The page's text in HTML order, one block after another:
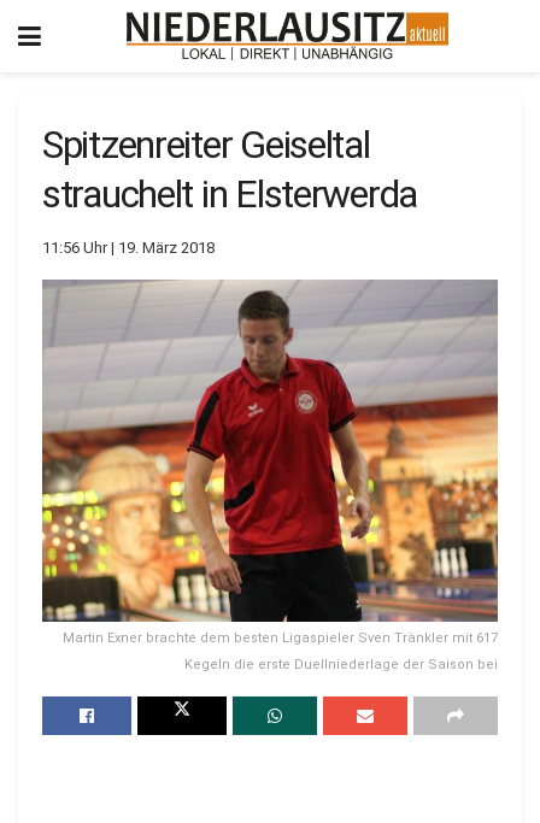
Spitzenreiter Geiseltal
strauchelt in Elsterwerda
11:56 Uhr | 19. März 2018
Martin Exner brachte dem besten Ligaspieler Sven Tränkler mit 617
Kegeln die erste Duellniederlage der Saison bei